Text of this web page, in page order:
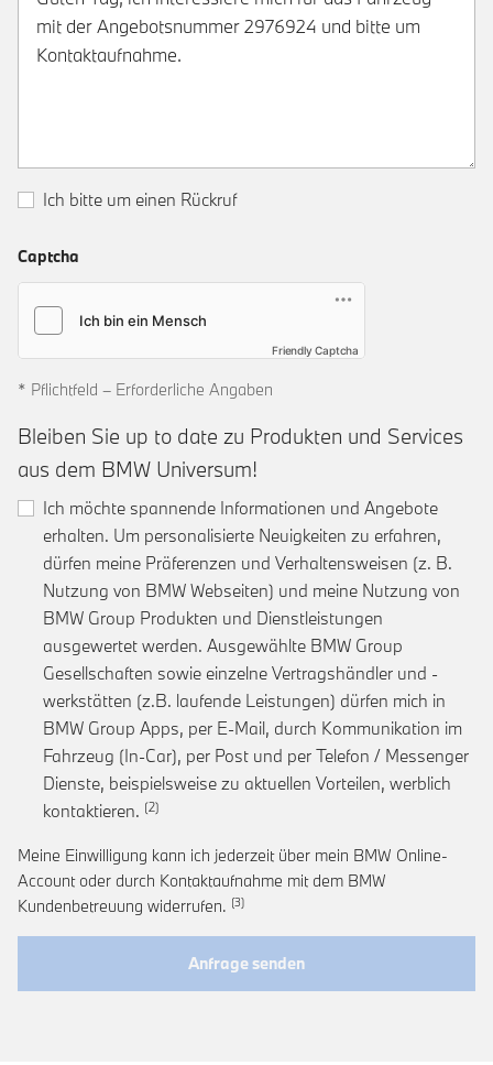
Ich bitte um einen Rückruf
Captcha
Friendly Captcha
* Pflichtfeld – Erforderliche Angaben
Bleiben Sie up to date zu Produkten und Services
aus dem BMW Universum!
Ich möchte spannende Informationen und Angebote
erhalten. Um personalisierte Neuigkeiten zu erfahren,
dürfen meine Präferenzen und Verhaltensweisen (z. B.
Nutzung von BMW Webseiten) und meine Nutzung von
BMW Group Produkten und Dienstleistungen
ausgewertet werden. Ausgewählte BMW Group
Gesellschaften sowie einzelne Vertragshändler und -
werkstätten (z.B. laufende Leistungen) dürfen mich in
BMW Group Apps, per E-Mail, durch Kommunikation im
Fahrzeug (In-Car), per Post und per Telefon / Messenger
Dienste, beispielsweise zu aktuellen Vorteilen, werblich
kontaktieren. Link zur Fußnote: Einwilligung zur
Meine Einwilligung kann ich jederzeit über mein BMW Online-
Account oder durch Kontaktaufnahme mit dem BMW
Kundenbetreuung widerrufen. Link zur Fußnote: Widerruf der
Anfrage senden